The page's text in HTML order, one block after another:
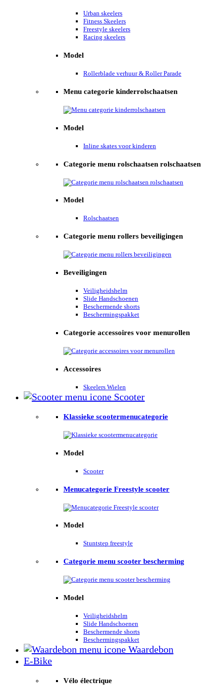
Urban skeelers
Fitness Skeelers
Freestyle skeelers
Racing skeelers
Model
Rollerblade verhuur & Roller Parade
Menu categorie kinderrolschaatsen
Model
Inline skates voor kinderen
Categorie menu rolschaatsen rolschaatsen
Model
Rolschaatsen
Categorie menu rollers beveiligingen
Beveiligingen
Veiligheidshelm
Slide Handschoenen
Beschermende shorts
Beschermingspakket
Categorie accessoires voor menurollen
Accessoires
Skeelers Wielen
Scooter
Klassieke scootermenucategorie
Model
Scooter
Menucategorie Freestyle scooter
Model
Stuntstep freestyle
Categorie menu scooter bescherming
Model
Veiligheidshelm
Slide Handschoenen
Beschermende shorts
Beschermingspakket
Waardebon
E-Bike
Vélo électrique